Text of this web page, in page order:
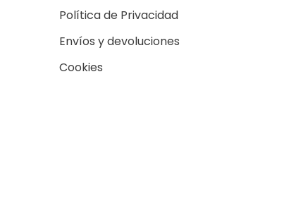
Política de Privacidad
Envíos y devoluciones
Cookies